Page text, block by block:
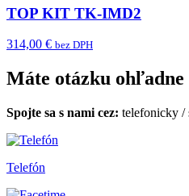
TOP KIT TK-IMD2
314,00 € bez DPH
Máte otázku
Spojte sa s nami cez: telefonicky /
Telefón